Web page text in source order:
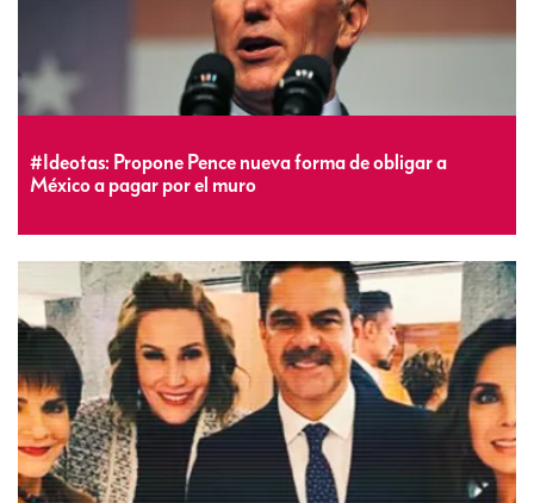
#Ideotas: Propone Pence nueva forma de obligar a
México a pagar por el muro